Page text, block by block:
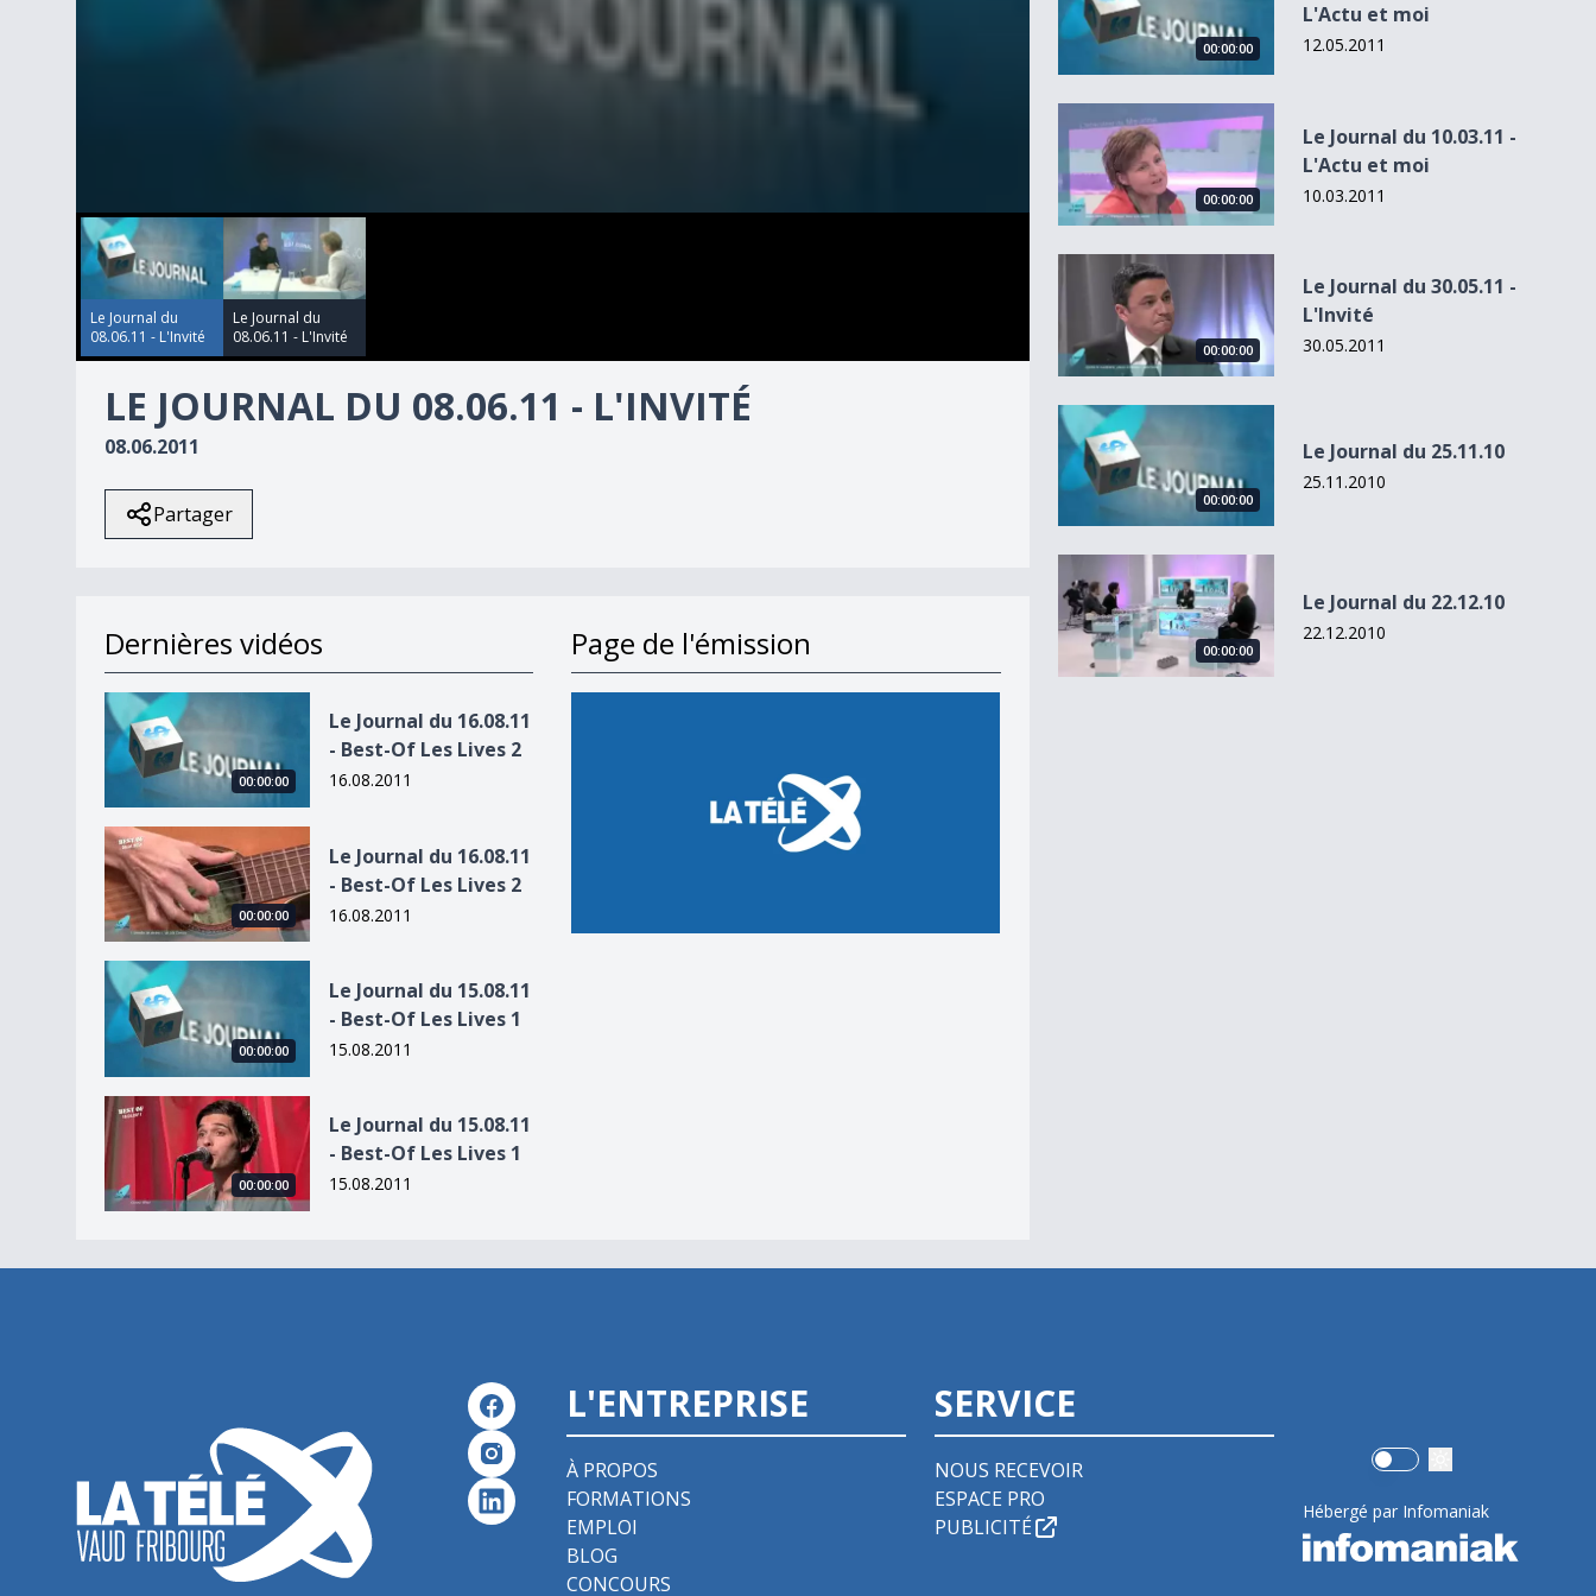
0
seconds
of
6
minutes,
33
seconds Volume
90%
Le Journal du
08.06.11 - L'Invité
Le Journal du
08.06.11 - L'Invité
LE JOURNAL DU 08.06.11 - L'INVITÉ
08.06.2011
Partager
Dernières vidéos
Le Journal du 16.08.11 - Best-Of Les Lives 2
00:00:00
Le Journal du 16.08.11
- Best-Of Les Lives 2
16.08.2011
Le Journal du 16.08.11 - Best-Of Les Lives 2
00:00:00
Le Journal du 16.08.11
- Best-Of Les Lives 2
16.08.2011
Le Journal du 15.08.11 - Best-Of Les Lives 1
00:00:00
Le Journal du 15.08.11
- Best-Of Les Lives 1
15.08.2011
Le Journal du 15.08.11 - Best-Of Les Lives 1
00:00:00
Le Journal du 15.08.11
- Best-Of Les Lives 1
15.08.2011
Page de l'émission
00:00:00
L'Actu et moi
12.05.2011
Le Journal du 10.03.11 - L&#039;Actu et moi
00:00:00
Le Journal du 10.03.11 -
L'Actu et moi
10.03.2011
Le Journal du 30.05.11 - L&#039;Invité
00:00:00
Le Journal du 30.05.11 -
L'Invité
30.05.2011
Le Journal du 25.11.10
00:00:00
Le Journal du 25.11.10
25.11.2010
Le Journal du 22.12.10
00:00:00
Le Journal du 22.12.10
22.12.2010
L'ENTREPRISE
À PROPOS
FORMATIONS
EMPLOI
BLOG
CONCOURS
SERVICE
NOUS RECEVOIR
ESPACE PRO
PUBLICITÉ
Use setting
Hébergé par Infomaniak